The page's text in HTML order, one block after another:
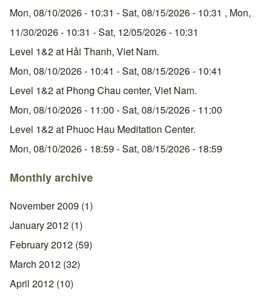
Mon, 08/10/2026 - 10:31 -Sat, 08/15/2026 - 10:31 , Mon,
11/30/2026 - 10:31 -Sat, 12/05/2026 - 10:31
Level 1&2 at Hải Thanh, Viet Nam.
Mon, 08/10/2026 - 10:41 -Sat, 08/15/2026 - 10:41
Level 1&2 at Phong Chau center, Viet Nam.
Mon, 08/10/2026 - 11:00 -Sat, 08/15/2026 - 11:00
Level 1&2 at Phuoc Hau Meditation Center.
Mon, 08/10/2026 - 18:59 -Sat, 08/15/2026 - 18:59
Monthly archive
November 2009 (1)
January 2012 (1)
February 2012 (59)
March 2012 (32)
April 2012 (10)